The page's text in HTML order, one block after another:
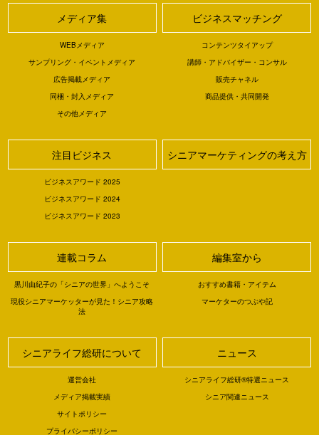
メディア集
WEBメディア
サンプリング・イベントメディア
広告掲載メディア
同梱・封入メディア
その他メディア
ビジネスマッチング
コンテンツタイアップ
講師・アドバイザー・コンサル
販売チャネル
商品提供・共同開発
注目ビジネス
ビジネスアワード 2025
ビジネスアワード 2024
ビジネスアワード 2023
シニアマーケティングの考え方
連載コラム
黒川由紀子の「シニアの世界」へようこそ
現役シニアマーケッターが見た！シニア攻略
法
編集室から
おすすめ書籍・アイテム
マーケターのつぶや記
シニアライフ総研について
運営会社
メディア掲載実績
サイトポリシー
プライバシーポリシー
ニュース
シニアライフ総研®特選ニュース
シニア関連ニュース